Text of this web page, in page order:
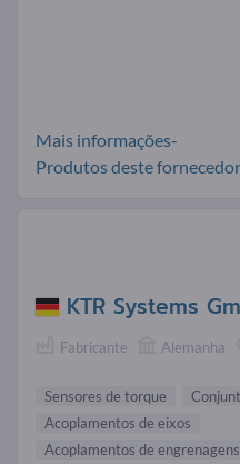
Mais informações-
Produtos deste fornecedor
KTR Systems
Fabricante Alemanha
Sensores de torque
Acoplamentos de eixos
Acoplamentos de engrenagens